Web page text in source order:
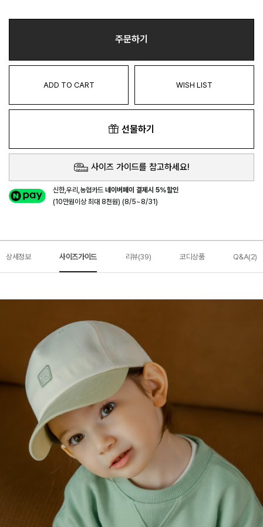
주문하기
ADD TO CART WISH LIST
선물하기
사이즈 가이드를 참고하세요!
신한,우리,농협카드네이버페이 결제시 5%할인
(10만원이상 최대 8천원) (8/5~8/31)
상세정보 사이즈가이드 리뷰(39) 코디상품 Q&A(2)